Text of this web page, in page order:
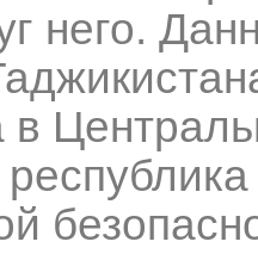
него.
в